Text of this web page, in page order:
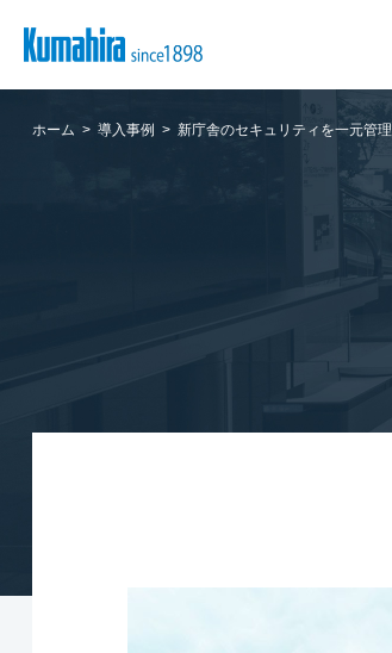
ホーム 導入事例 新庁舎のセキュリティを一元管理